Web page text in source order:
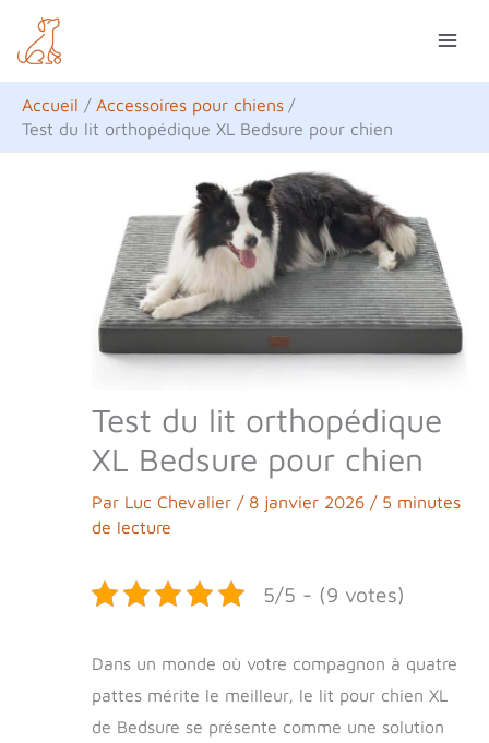
contenu
Accueil
Accessoires pour chiens
Test du lit orthopédique XL Bedsure pour chien
Test du lit orthopédique
XL Bedsure pour chien
Par Luc Chevalier / 8 janvier 2026 / 5 minutes
de lecture
5/5 - (9 votes)
Dans un monde où votre compagnon à quatre
pattes mérite le meilleur, le lit pour chien XL
de Bedsure se présente comme une solution
e
c
h
e